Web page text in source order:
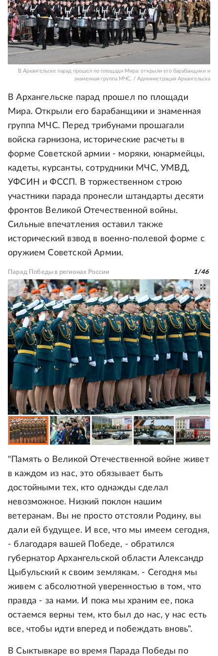
В Архангельске парад прошел по площади Мира: открыли его барабанщики и
знаменная группа МЧС. / Администрация Архангельска
В Архангельске парад прошел по площади
Мира. Открыли его барабанщики и знаменная
группа МЧС. Перед трибунами прошагали
войска гарнизона, исторические расчеты в
форме Советской армии - моряки, юнармейцы,
кадеты, курсанты, сотрудники МЧС, УМВД,
УФСИН и ФССП. В торжественном строю
участники парада пронесли штандарты десяти
фронтов Великой Отечественной войны.
Сильные впечатления оставил также
исторический взвод в военно-полевой форме с
оружием Советской Армии.
Парад Победы в регионах России 1/46
"Память о Великой Отечественной войне живет
в каждом из нас, это обязывает быть
достойными тех, кто однажды сделал
невозможное. Низкий поклон нашим
ветеранам. Вы не просто отстояли Родину, вы
дали ей будущее. И все, что мы имеем сегодня,
- благодаря вашей Победе, - обратился
губернатор Архангельской области Александр
Цыбульский к своим землякам. - Сегодня мы
живем с абсолютной уверенностью в том, что
правда - за нами. И пока мы храним ее, пока
остаемся верны тем, кто был до нас, у нас есть
все, чтобы идти вперед и побеждать вновь".
В Сыктывкаре во время Парада Победы по